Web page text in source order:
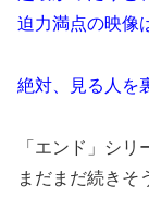
迫力満点の映像
絶対、見る人を
「エンド」シリ
まだまだ続きそ